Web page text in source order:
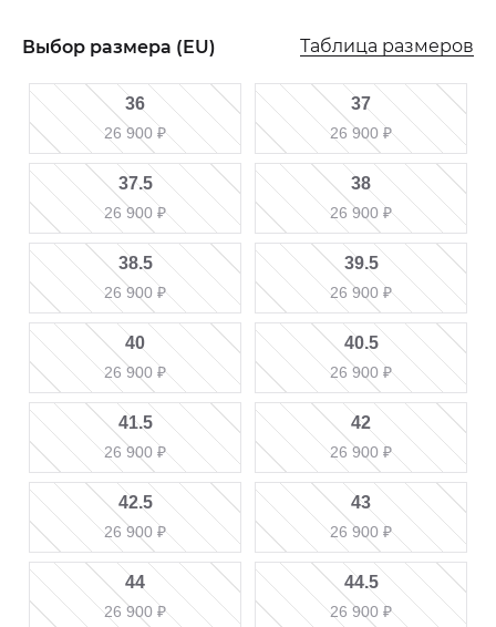
Выбор размера (EU) Таблица размеров
36
26 900 ₽
37
26 900 ₽
37.5
26 900 ₽
38
26 900 ₽
38.5
26 900 ₽
39.5
26 900 ₽
40
26 900 ₽
40.5
26 900 ₽
41.5
26 900 ₽
42
26 900 ₽
42.5
26 900 ₽
43
26 900 ₽
44
26 900 ₽
44.5
26 900 ₽